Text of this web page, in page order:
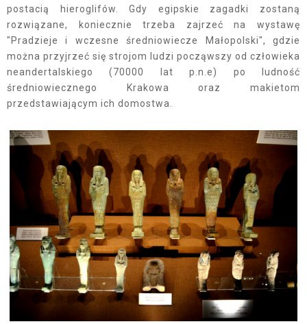
postacią hieroglifów. Gdy egipskie zagadki zostaną
rozwiązane, koniecznie trzeba zajrzeć na wystawę
"Pradzieje i wczesne średniowiecze Małopolski", gdzie
można przyjrzeć się strojom ludzi począwszy od człowieka
neandertalskiego (70000 lat p.n.e) po ludność
średniowiecznego Krakowa oraz makietom
przedstawiającym ich domostwa.